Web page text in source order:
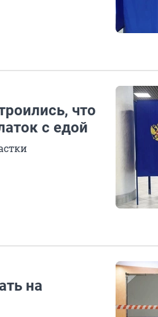
что
с едой
на